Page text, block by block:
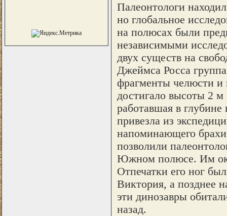
Палеонтологи
но глобальное
на полю­сах были
независимыми
двух существ на
Джеймса Росса
фрагменты челюсти и
достигало высоты 2
работавшая в
привезла из
напоминающего
позволили
Южном полюсе. Им
Отпечатки его ног
Виктория, а позднее
эти динозавры
назад.